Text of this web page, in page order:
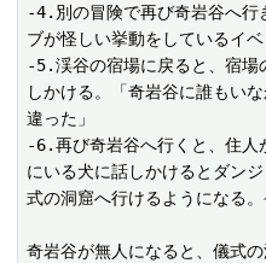
-4.別の冒険で再び奇岩谷へ行
ブが怪しい挙動をしているイベ
-5.渓谷の宿場に戻ると、宿場
しかける。「奇岩谷に誰もい
違った」
-6.再び奇岩谷へ行くと、住人
にいる犬に話しかけるとダン
式の洞窟へ行けるようになる
奇岩谷が無人になると、儀式